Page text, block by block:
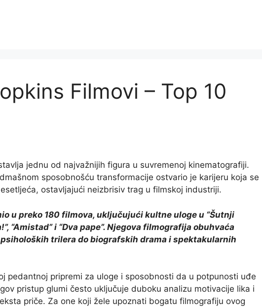
Filmovi – Top 10
jednu od najvažnijih figura u suvremenoj kinematografiji.
sposobnošću transformacije ostvario je karijeru koja se
ostavljajući neizbrisiv trag u filmskoj industriji.
u preko 180 filmova, uključujući kultne uloge u “Šutnji
“Amistad” i “Dva pape”. Njegova filmografija obuhvaća
trilera do biografskih drama i spektakularnih
pedantnoj pripremi za uloge i sposobnosti da u potpunosti uđe
pristup glumi često uključuje duboku analizu motivacije lika i
priče. Za one koji žele upoznati bogatu filmografiju ovog